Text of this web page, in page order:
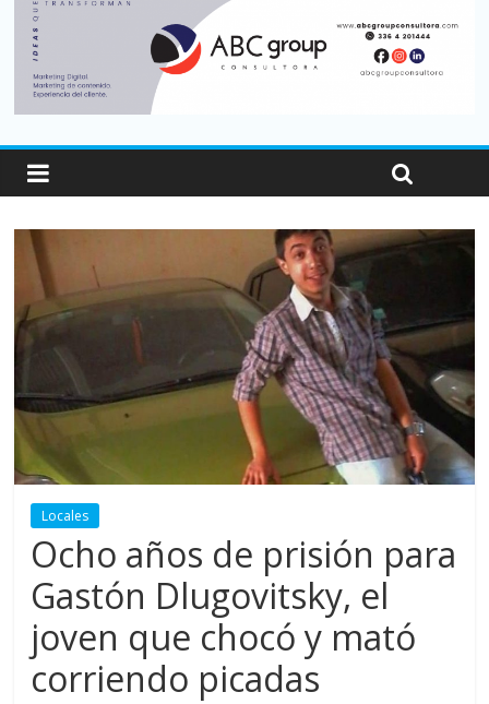
Locales
Ocho años de prisión para
Gastón Dlugovitsky, el
joven que chocó y mató
corriendo picadas